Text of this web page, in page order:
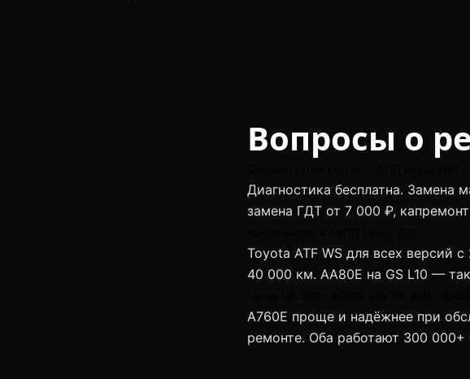
Вопросы о
Диагностика бесплатна. Замена
замена ГДТ от 7 000 ₽,
Toyota ATF WS для всех версий
40 000 км. AA80E на GS L10 —
A760E проще и надёжнее при
ремонте. Оба работают 300